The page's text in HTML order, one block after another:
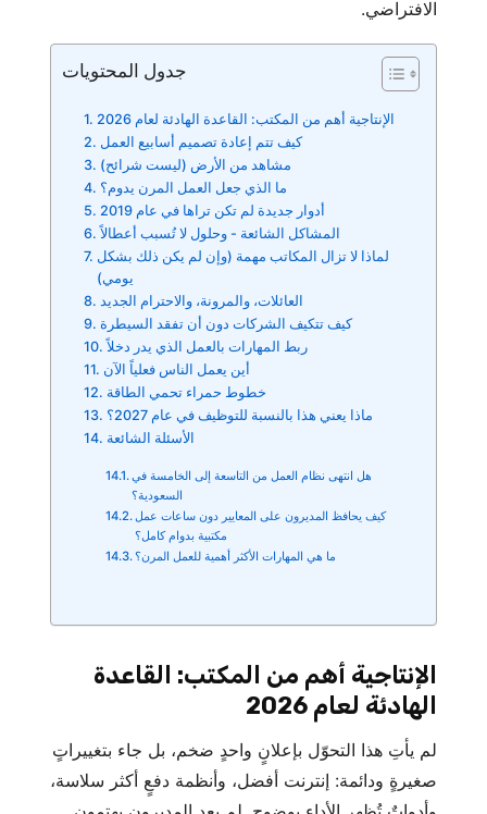
الافتراضي.
جدول المحتويات
الإنتاجية أهم من المكتب: القاعدة الهادئة لعام 2026
كيف تتم إعادة تصميم أسابيع العمل
مشاهد من الأرض (ليست شرائح)
ما الذي جعل العمل المرن يدوم؟
أدوار جديدة لم تكن تراها في عام 2019
المشاكل الشائعة - وحلول لا تُسبب أعطالاً
لماذا لا تزال المكاتب مهمة (وإن لم يكن ذلك بشكل
يومي)
العائلات، والمرونة، والاحترام الجديد
كيف تتكيف الشركات دون أن تفقد السيطرة
ربط المهارات بالعمل الذي يدر دخلاً
أين يعمل الناس فعلياً الآن
خطوط حمراء تحمي الطاقة
ماذا يعني هذا بالنسبة للتوظيف في عام 2027؟
الأسئلة الشائعة
هل انتهى نظام العمل من التاسعة إلى الخامسة في
السعودية؟
كيف يحافظ المديرون على المعايير دون ساعات عمل
مكتبية بدوام كامل؟
ما هي المهارات الأكثر أهمية للعمل المرن؟
الإنتاجية أهم من المكتب: القاعدة
الهادئة لعام 2026
لم يأتِ هذا التحوّل بإعلانٍ واحدٍ ضخم، بل جاء بتغييراتٍ
صغيرةٍ ودائمة: إنترنت أفضل، وأنظمة دفعٍ أكثر سلاسة،